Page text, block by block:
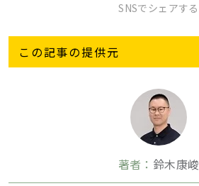
SNSでシェアする
この記事の提供元
著者： 鈴木康峻